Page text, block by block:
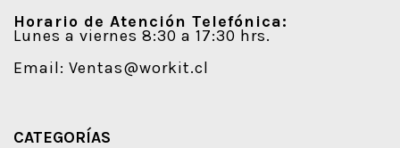
Horario de Atención Telefónica:
Lunes a viernes 8:30 a 17:30 hrs.
Email: Ventas@workit.cl
CATEGORÍAS